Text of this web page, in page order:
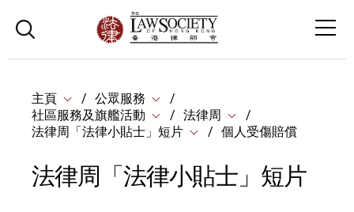
主頁
公眾服務
社區服務及旗艦活動
法律周
法律周「法律小貼士」短片
個人受傷賠償
法律周「法律小貼士」短片